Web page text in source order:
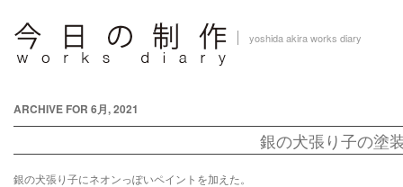
yoshida akira works diary
ARCHIVE FOR 6月, 2021
銀の犬張り子の塗
銀の犬張り子にネオンっぽいペイントを加えた。